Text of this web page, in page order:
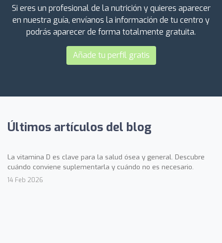
Si eres un profesional de la nutrición y quieres aparecer
en nuestra guía, envíanos la información de tu centro y
podrás aparecer de forma totalmente gratuita.
Añade tu perfil gratis
Últimos artículos del blog
La vitamina D es clave para la salud ósea y general. Descubre
cuándo conviene suplementarla y cuándo no es necesario.
14 Feb 2026